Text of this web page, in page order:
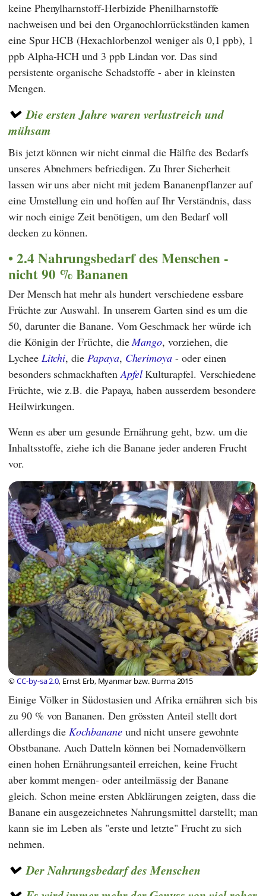
keine Phenylharnstoff-Herbizide Phenilharnstoffe
nachweisen und bei den Organochlorrückständen kamen
eine Spur HCB (Hexachlorbenzol weniger als 0,1 ppb), 1
ppb Alpha-HCH und 3 ppb Lindan vor. Das sind
persistente organische Schadstoffe - aber in kleinsten
Mengen.
Die ersten Jahre waren verlustreich und
mühsam
Bis jetzt können wir nicht einmal die Hälfte des Bedarfs
unseres Abnehmers befriedigen. Zu Ihrer Sicherheit
lassen wir uns aber nicht mit jedem Bananenpflanzer auf
eine Umstellung ein und hoffen auf Ihr Verständnis, dass
wir noch einige Zeit benötigen, um den Bedarf voll
decken zu können.
2.4 Nahrungsbedarf des Menschen -
nicht 90 % Bananen
Der Mensch hat mehr als hundert verschiedene essbare
Früchte zur Auswahl. In unserem Garten sind es um die
50, darunter die Banane. Vom Geschmack her würde ich
die Königin der Früchte, die Mango, vorziehen, die
Lychee Litchi, die Papaya, Cherimoya - oder einen
besonders schmackhaften ApfelKulturapfel. Verschiedene
Früchte, wie z.B. die Papaya, haben ausserdem besondere
Heilwirkungen.
Wenn es aber um gesunde Ernährung geht, bzw. um die
Inhaltsstoffe, ziehe ich die Banane jeder anderen Frucht
vor.
©CC-by-sa 2.0, Ernst Erb, Myanmar bzw. Burma 2015
Einige Völker in Südostasien und Afrika ernähren sich bis
zu 90 % von Bananen. Den grössten Anteil stellt dort
allerdings dieKochbananeund nicht unsere gewohnte
Obstbanane. Auch Datteln können bei Nomadenvölkern
einen hohen Ernährungsanteil erreichen, keine Frucht
aber kommt mengen- oder anteilmässig der Banane
gleich. Schon meine ersten Abklärungen zeigten, dass die
Banane ein ausgezeichnetes Nahrungsmittel darstellt; man
kann sie im Leben als "erste und letzte" Frucht zu sich
nehmen.
Der Nahrungsbedarf des Menschen